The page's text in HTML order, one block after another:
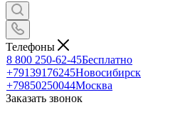
Телефоны
8 800 250-62-45Бесплатно
+79139176245Новосибирск
+79850250044Москва
Заказать звонок